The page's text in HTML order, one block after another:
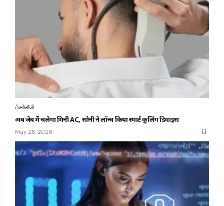
टेक्नोलॉजी
अब जेब में चलेगा मिनी AC, सोनी ने लॉन्च किया स्मार्ट कूलिंग डिवाइस
May 28, 2026